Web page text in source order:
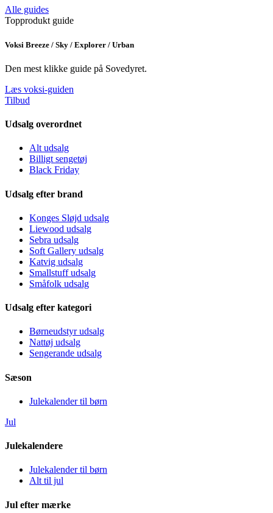
Alle guides
Topprodukt guide
Voksi Breeze / Sky / Explorer / Urban
Den mest klikke guide på Sovedyret.
Læs voksi-guiden
Tilbud
Udsalg overordnet
Alt udsalg
Billigt sengetøj
Black Friday
Udsalg efter brand
Konges Sløjd udsalg
Liewood udsalg
Sebra udsalg
Soft Gallery udsalg
Katvig udsalg
Smallstuff udsalg
Småfolk udsalg
Udsalg efter kategori
Børneudstyr udsalg
Nattøj udsalg
Sengerande udsalg
Sæson
Julekalender til børn
Jul
Julekalendere
Julekalender til børn
Alt til jul
Jul efter mærke